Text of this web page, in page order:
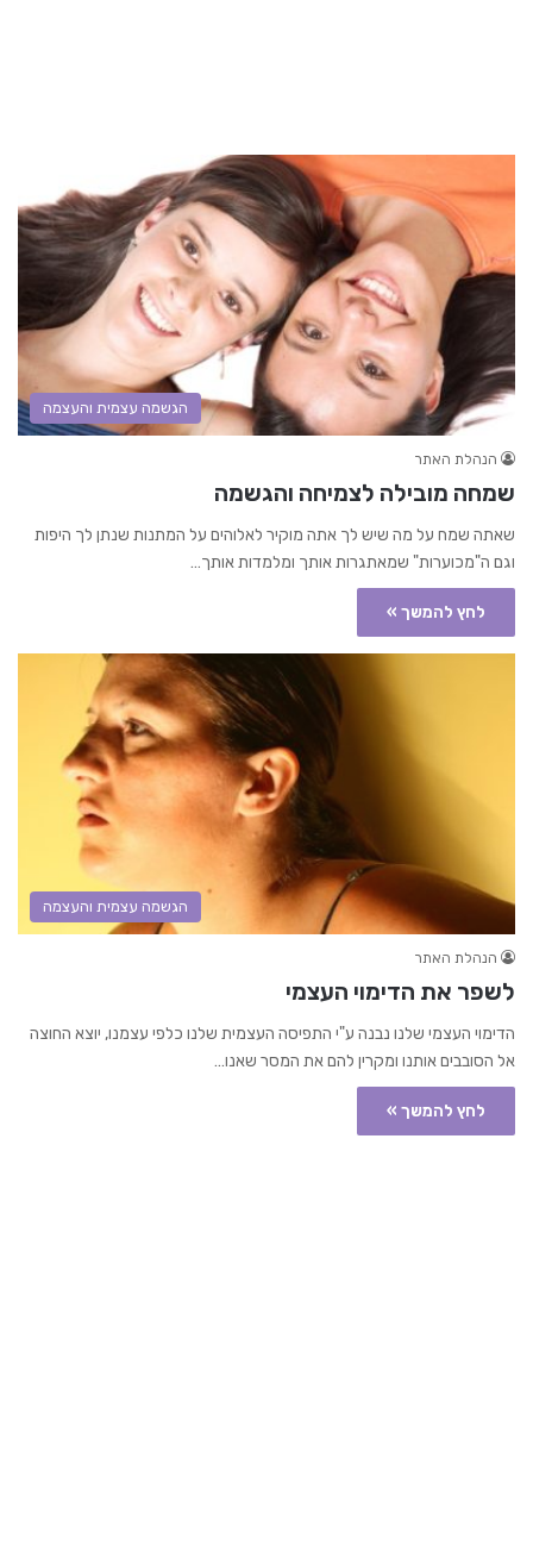
הגשמה עצמית והעצמה
הנהלת האתר
שמחה מובילה לצמיחה והגשמה
שאתה שמח על מה שיש לך אתה מוקיר לאלוהים על המתנות שנתן לך היפות
וגם ה"מכוערות" שמאתגרות אותך ומלמדות אותך…
לחץ להמשך »
הגשמה עצמית והעצמה
הנהלת האתר
לשפר את הדימוי העצמי
הדימוי העצמי שלנו נבנה ע"י התפיסה העצמית שלנו כלפי עצמנו, יוצא החוצה
אל הסובבים אותנו ומקרין להם את המסר שאנו…
לחץ להמשך »